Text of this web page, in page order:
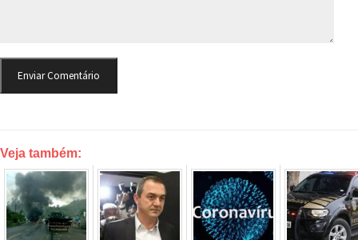
Veja também: